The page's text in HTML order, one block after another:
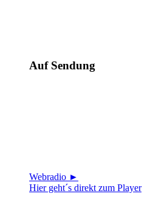
Auf Sendung
Webradio ►
Hier geht´s direkt zum Player